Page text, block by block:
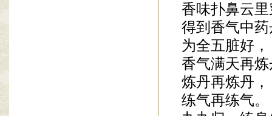
香味扑鼻云
得到香气中药
为全五脏好，
香气满天再炼
炼丹再炼丹，
练气再练气。